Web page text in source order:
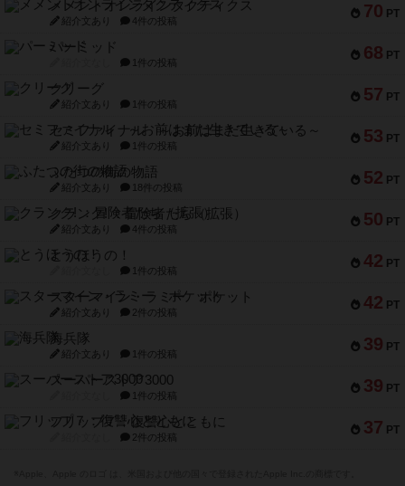
70 PT
メメントオンラインタクティクス
紹介文あり 4件の投稿
68 PT
パーミッド
1件の投稿
57 PT
クリーグ
紹介文あり 1件の投稿
53 PT
セミファイナル ～お前はまだ生きている～
紹介文あり 1件の投稿
52 PT
ふたつの街の物語
紹介文あり 18件の投稿
50 PT
クランク! ：冒険者たち（拡張）
紹介文あり 4件の投稿
42 PT
とうほうの！
1件の投稿
42 PT
スターマイン・ラミー ポケット
紹介文あり 2件の投稿
39 PT
海兵隊
紹介文あり 1件の投稿
39 PT
スーパーストア3000
1件の投稿
37 PT
フリップ７：復讐心とともに
2件の投稿